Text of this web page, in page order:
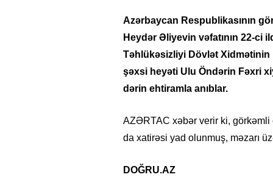
Azərbaycan Respublikasının
Heydər Əliyevin vəfatının 22-ci
Təhlükəsizliyi Dövlət
şəxsi heyəti Ulu Öndərin Fəxri
dərin ehtiramla anıblar.
AZƏRTAC xəbər verir ki, görkəmli
da xatirəsi yad olunmuş, məzarı
DOĞRU.AZ